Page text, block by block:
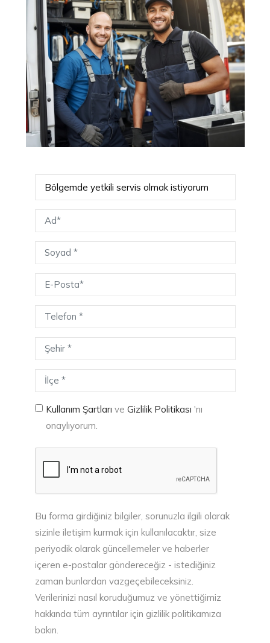
Kullanım Şartları veGizlilik Politikası 'nı
onaylıyorum.
Bu forma girdiğiniz bilgiler, sorunuzla ilgili olarak
sizinle iletişim kurmak için kullanılacaktır, size
periyodik olarak güncellemeler ve haberler
içeren e-postalar göndereceğiz - istediğiniz
zaman bunlardan vazgeçebileceksiniz.
Verilerinizi nasıl koruduğumuz ve yönettiğimiz
hakkında tüm ayrıntılar için gizlilik politikamıza
bakın.